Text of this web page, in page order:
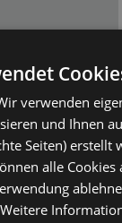
Botanical Decor Natural (Set 2 Pzs)
Wir verwenden
und Ihnen
Seiten)
alle